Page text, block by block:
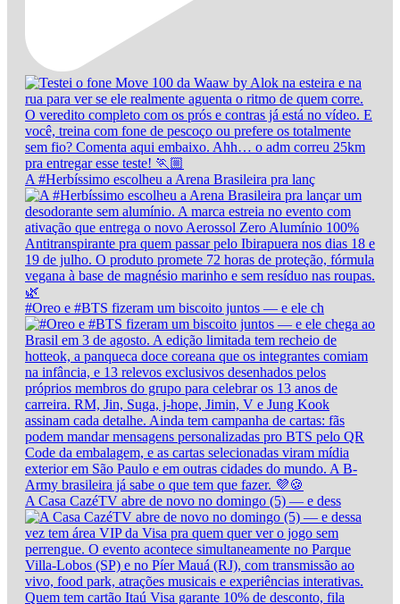
A #Herbíssimo escolheu a Arena Brasileira pra lanç
#Oreo e #BTS fizeram um biscoito juntos — e ele ch
A Casa CazéTV abre de novo no domingo (5) — e dess